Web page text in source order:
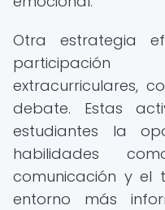
Otra estrategia
extracurriculares,
debate. Estas
estudiantes la
habilidades
comunicación y el
entorno más